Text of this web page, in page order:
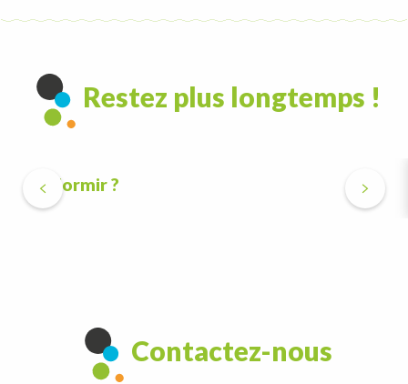
Restez plus longtemps !
Où dormir ?
Contactez-nous